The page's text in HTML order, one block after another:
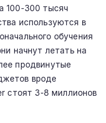
100-300 тысяч
используются в
обучения
начнут летать на
продвинутые
вроде
стоят 3-8 миллионов